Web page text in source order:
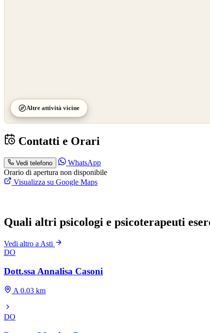
Altre attività vicine
Contatti e Orari
Vedi telefono
WhatsApp
Orario di apertura non disponibile
Visualizza su Google Maps
Quali altri psicologi e psicoterapeuti
Vedi altro a Asti
DO
Dott.ssa Annalisa Casoni
A 0.03 km
DO